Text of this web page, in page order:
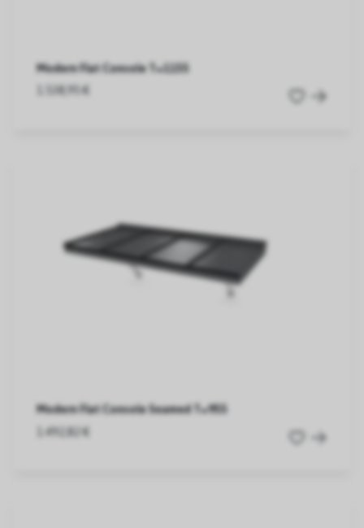
Modern Flat Console T=1155
1.538,95 €
Modern Flat Console Seamed T=955
1.492,82 €